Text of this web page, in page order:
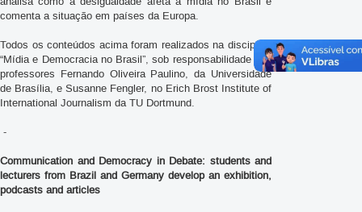
comenta a situação em países da Europa.
Todos os conteúdos acima foram realizados na disciplina
“Mídia e Democracia no Brasil”, sob responsabilidade dos
professores Fernando Oliveira Paulino, da Universidade
de Brasília, e Susanne Fengler, no Erich Brost Institute of
International Journalism da TU Dortmund.
-
Communication and Democracy in Debate: students and
lecturers from Brazil and Germany develop an exhibition,
podcasts and articles